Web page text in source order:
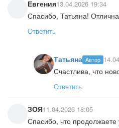
Евгения13.04.2026 19:34
Спасибо, Татьяна!
Ответить
Татьяна Автор
Счастлива, что
Ответить
ЗОЯ11.04.2026 18:05
Спасибо, что продолжаете